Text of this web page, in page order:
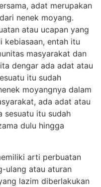
adat merupakan
nenek moyang.
atau ucapan yang
kebiasaan, entah itu
masyarakat dan
dengar ada adat atau
itu sudah
moyangnya dalam
ada adat atau
sesuatu itu sudah
dulu hingga
arti perbuatan
ulang atau aturan
lazim diberlakukan